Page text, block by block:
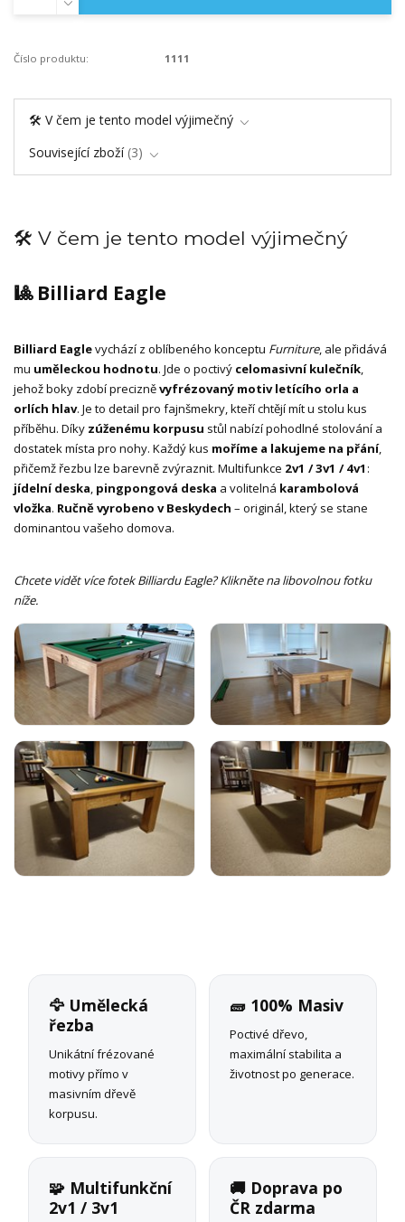
Číslo produktu: 1111
🛠️ V čem je tento model výjimečný
Související zboží 3
🛠️ V čem je tento model výjimečný
🎱 Billiard Eagle
Billiard Eaglevychází z oblíbeného konceptu Furniture, ale přidává
mu uměleckou hodnotu. Jde o poctivý celomasivní kulečník,
jehož boky zdobí precizněvyfrézovaný motiv letícího orla a
orlích hlav. Je to detail pro fajnšmekry, kteří chtějí mít u stolu kus
příběhu. Díky zúženému korpusu stůl nabízí pohodlné stolování a
dostatek místa pro nohy. Každý kus moříme a lakujeme na přání,
přičemž řezbu lze barevně zvýraznit. Multifunkce 2v1 / 3v1 / 4v1 :
jídelní deska, pingpongová deska a volitelná karambolová
vložka. Ručně vyrobeno v Beskydech – originál, který se stane
dominantou vašeho domova.
Chcete vidět více fotek Billiardu Eagle? Klikněte na libovolnou fotku
níže.
🦅 Umělecká
řezba
Unikátní frézované
motivy přímo v
masivním dřevě
korpusu.
🧱 100% Masiv
Poctivé dřevo,
maximální stabilita a
životnost po generace.
🧩 Multifunkční
2v1 / 3v1
🚚 Doprava po
ČR zdarma